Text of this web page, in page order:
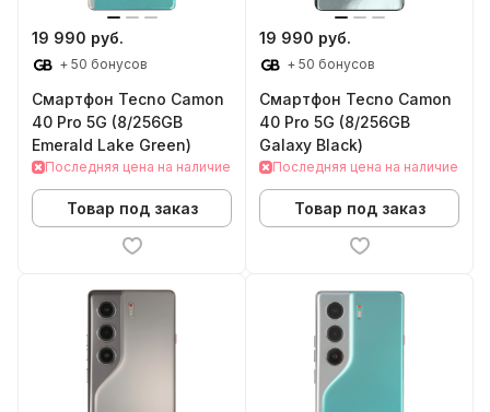
19 990 руб.
+ 50 бонусов
Смартфон Tecno Camon
40 Pro 5G (8/256GB
Emerald Lake Green)
Последняя цена на наличие
Товар под заказ
19 990 руб.
+ 50 бонусов
Смартфон Tecno Camon
40 Pro 5G (8/256GB
Galaxy Black)
Последняя цена на наличие
Товар под заказ